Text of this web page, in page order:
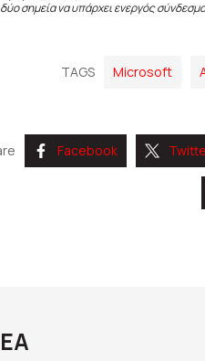
σημεία να υπάρχει ενεργός
TAGS Microsoft
Facebook